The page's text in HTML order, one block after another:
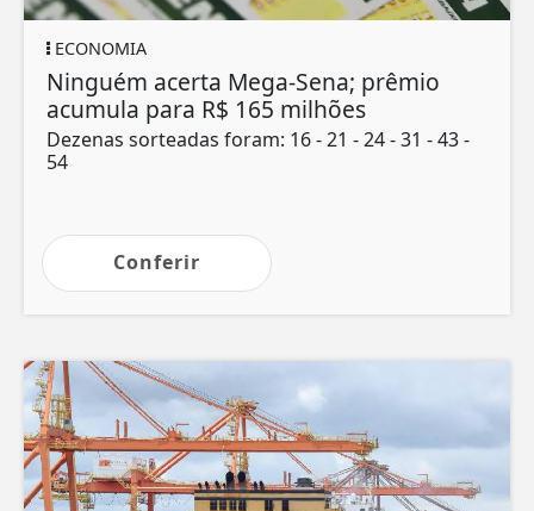
ECONOMIA
Ninguém acerta Mega-Sena; prêmio
acumula para R$ 165 milhões
Dezenas sorteadas foram: 16 - 21 - 24 - 31 - 43 -
54
Conferir